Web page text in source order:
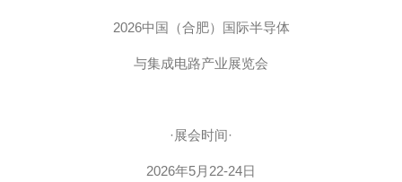
2026中国（合肥）国际半导体
与集成电路产业展览会
·展会时间·
2026年5月22-24日